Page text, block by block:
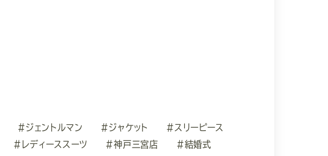
#ジェントルマン #ジャケット
#スリーピース
#レディーススーツ #神戸三宮店 #結婚式